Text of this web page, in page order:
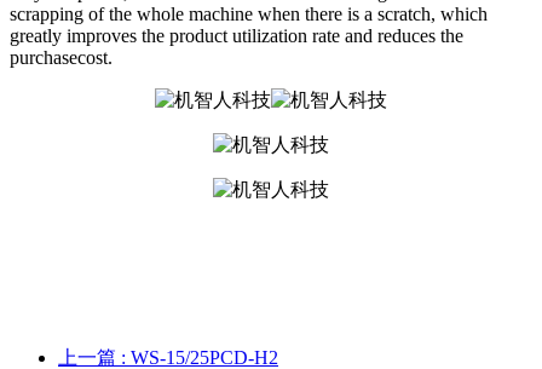
scrapping of the whole machine when there is a scratch, which
greatly improves the product utilization rate and reduces the
purchasecost.
上一篇 : WS-15/25PCD-H2